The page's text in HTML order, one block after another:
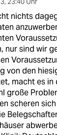
nichts
nur sind wir
von den
macht es in
große
scheren